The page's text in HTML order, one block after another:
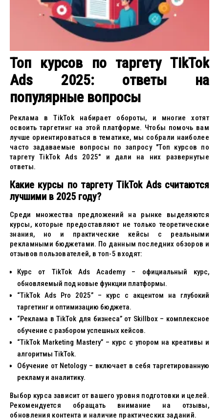
Топ курсов по таргету TikTok
Ads 2025: ответы на
популярные вопросы
Реклама в TikTok набирает обороты, и многие хотят
освоить таргетинг на этой платформе. Чтобы помочь вам
лучше ориентироваться в тематике, мы собрали наиболее
часто задаваемые вопросы по запросу "Топ курсов по
таргету TikTok Ads 2025" и дали на них развернутые
ответы.
Какие курсы по таргету TikTok Ads считаются
лучшими в 2025 году?
Среди множества предложений на рынке выделяются
курсы, которые предоставляют не только теоретические
знания, но и практические кейсы с реальными
рекламными бюджетами. По данным последних обзоров и
отзывов пользователей, в топ-5 входят:
Курс от TikTok Ads Academy – официальный курс,
обновляемый под новые функции платформы.
“TikTok Ads Pro 2025” – курс с акцентом на глубокий
таргетинг и оптимизацию бюджета.
“Реклама в TikTok для бизнеса” от Skillbox – комплексное
обучение с разбором успешных кейсов.
“TikTok Marketing Mastery” – курс с упором на креативы и
алгоритмы TikTok.
Обучение от Netology – включает в себя таргетированную
рекламу и аналитику.
Выбор курса зависит от вашего уровня подготовки и целей.
Рекомендуется обращать внимание на отзывы,
обновления контента и наличие практических заданий.